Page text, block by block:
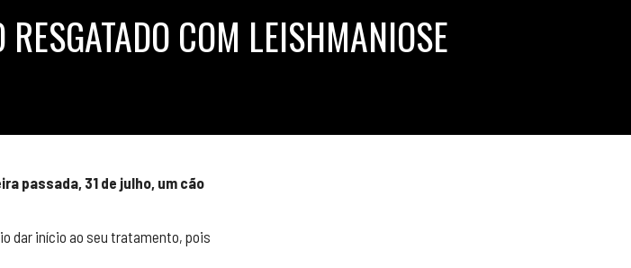
COM LEISHMANIOSE
passada, 31 de julho, um cão
dar início ao seu tratamento, pois